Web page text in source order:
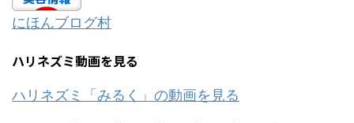
にほんブログ村
ハリネズミ動画を見る
ハリネズミ「みるく」の動画を見る